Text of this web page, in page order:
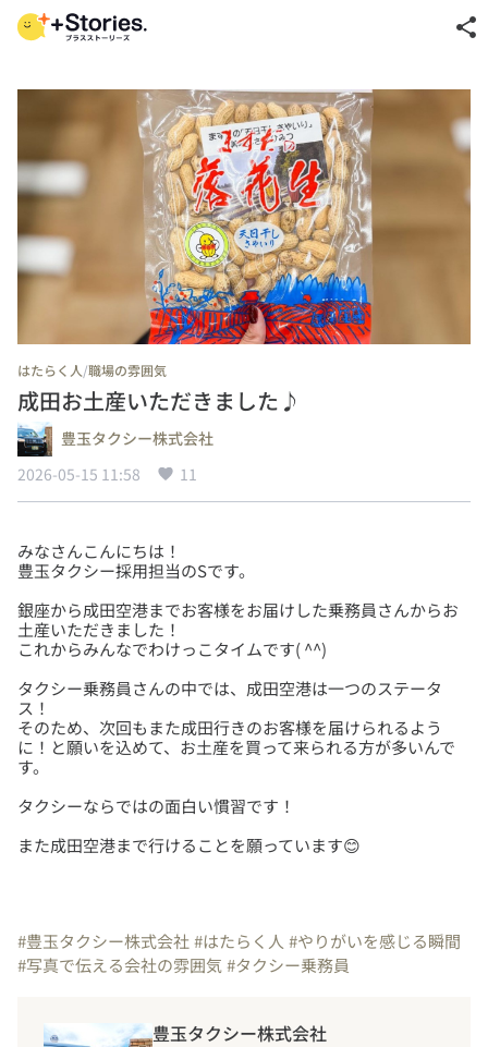
share
はたらく人/職場の雰囲気
成田お土産いただきました♪
豊玉タクシー株式会社
2026-05-15 11:58
11
みなさんこんにちは！
銀座から成田空港までお客様をお届けした乗務員さんからお
土産いただきました！
タクシー乗務員さんの中では、成田空港は一つのステータ
ス！
そのため、次回もまた成田行きのお客様を届けられるよう
に！と願いを込めて、お土産を買って来られる方が多いんで
また成田空港まで行けることを願っています😊
#豊玉タクシー株式会社#はたらく人 #やりがいを感じる瞬間
#写真で伝える会社の雰囲気#タクシー乗務員
豊玉タクシー株式会社